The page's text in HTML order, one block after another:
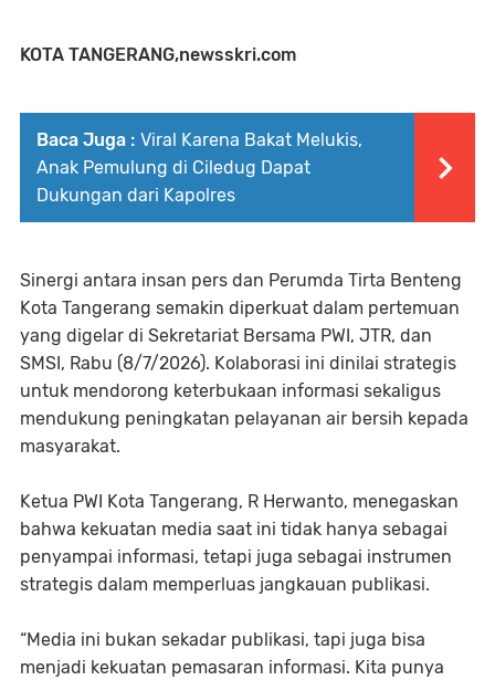
KOTA TANGERANG,newsskri.com
Baca Juga : Viral Karena Bakat Melukis,
Anak Pemulung di Ciledug Dapat
Dukungan dari Kapolres
Sinergi antara insan pers dan Perumda Tirta Benteng
Kota Tangerang semakin diperkuat dalam pertemuan
yang digelar di Sekretariat Bersama PWI, JTR, dan
SMSI, Rabu (8/7/2026). Kolaborasi ini dinilai strategis
untuk mendorong keterbukaan informasi sekaligus
mendukung peningkatan pelayanan air bersih kepada
masyarakat.
Ketua PWI Kota Tangerang, R Herwanto, menegaskan
bahwa kekuatan media saat ini tidak hanya sebagai
penyampai informasi, tetapi juga sebagai instrumen
strategis dalam memperluas jangkauan publikasi.
“Media ini bukan sekadar publikasi, tapi juga bisa
menjadi kekuatan pemasaran informasi. Kita punya